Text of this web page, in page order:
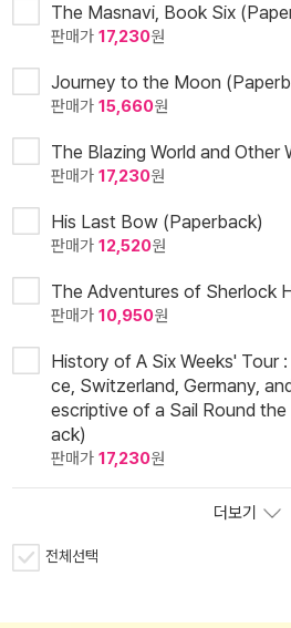
The Masnavi, Book Six
판매가 17,230원
Journey to the Moon
판매가 15,660원
The Blazing World and Other
판매가 17,230원
His Last Bow (Paperback)
판매가 12,520원
The Adventures of Sherlock
판매가 10,950원
History of A Six Weeks' Tour
ce, Switzerland, Germany,
escriptive of a Sail Round
ack)
판매가 17,230원
더보기
전체선택